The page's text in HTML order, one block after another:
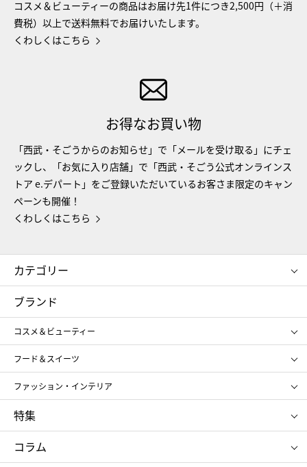
コスメ＆ビューティーの商品はお届け先1件につき2,500円（＋消
費税）以上で送料無料でお届けいたします。
くわしくはこちら
お得なお買い物
「西武・そごうからのお知らせ」で「メールを受け取る」にチェ
ックし、「お気に入り店舗」で「西武・そごう公式オンラインス
トア e.デパート」をご登録いただいているお客さま限定のキャン
ペーンも開催！
くわしくはこちら
カテゴリー
コスメ＆ビューティー
ギフト
レディース
メンズ
スポーツ・アウトドア
お中元
お歳暮
ブランド
コスメ＆ビューティー
SHISEIDO
ポール&ジョー ボーテ
ジルスチュアート
NARS
RMK
クリニーク
SK-Ⅱ
フード＆スイーツ
アンリ・シャルパンティエ
ゴディバ
新宿高野
たねや
ねんりん家
ファッション・インテリア
ポロ ラルフ ローレン
タケオ キクチ
ママ＆キッズ
シュタイフ
特集
お中元
ひな人形
五月人形
コラム